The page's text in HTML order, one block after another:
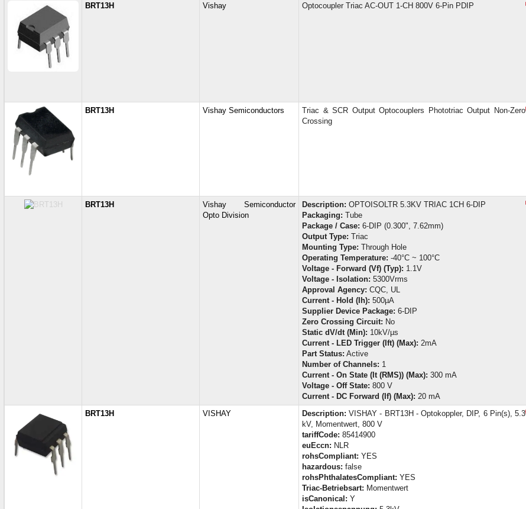
BRT13H Vishay Optocoupler Triac AC-OUT 1-CH 800V 6-Pin PDIP
BRT13H Vishay Semiconductors
Triac & SCR Output Optocouplers Phototriac Output Non-Zero
Crossing
BRT13H
Vishay Semiconductor
Opto Division
Description: OPTOISOLTR 5.3KV TRIAC 1CH 6-DIP
Packaging: Tube
Package / Case: 6-DIP (0.300", 7.62mm)
Output Type: Triac
Mounting Type: Through Hole
Operating Temperature: -40°C ~ 100°C
Voltage - Forward (Vf) (Typ): 1.1V
Voltage - Isolation: 5300Vrms
Approval Agency: CQC, UL
Current - Hold (Ih): 500µA
Supplier Device Package: 6-DIP
Zero Crossing Circuit: No
Static dV/dt (Min): 10kV/µs
Current - LED Trigger (Ift) (Max): 2mA
Part Status: Active
Number of Channels: 1
Current - On State (It (RMS)) (Max): 300 mA
Voltage - Off State: 800 V
Current - DC Forward (If) (Max): 20 mA
BRT13H VISHAY Description: VISHAY - BRT13H - Optokoppler, DIP, 6 Pin(s), 5.3
kV, Momentwert, 800 V
tariffCode: 85414900
euEccn: NLR
rohsCompliant: YES
hazardous: false
rohsPhthalatesCompliant: YES
Triac-Betriebsart: Momentwert
isCanonical: Y